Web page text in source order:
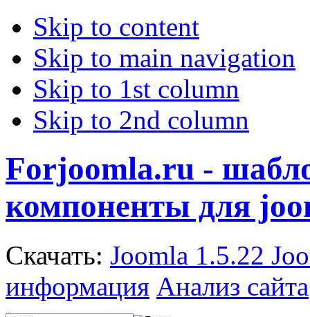
Skip to content
Skip to main navigation
Skip to 1st column
Skip to 2nd column
Forjoomla.ru -
компоненты для
Скачать: Joomla 1.5.22
информация Анализ сайта